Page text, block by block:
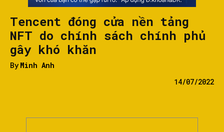
Tencent đóng cửa nền tảng
NFT do chính sách chính phủ
gây khó khăn
By Minh Anh
14/07/2022